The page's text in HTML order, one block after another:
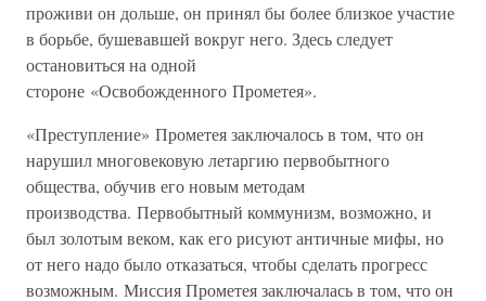
проживи он дольше, он принял бы более близкое участие
в борьбе, бушевавшей вокруг него. Здесь следует
остановиться на одной
стороне «Освобожденного Прометея».
«Преступление» Прометея заключалось в том, что он
нарушил многовековую летаргию первобытного
общества, обучив его новым методам
производства. Первобытный коммунизм, возможно, и
был золотым веком, как его рисуют античные мифы, но
от него надо было отказаться, чтобы сделать прогресс
возможным. Миссия Прометея заключалась в том, что он